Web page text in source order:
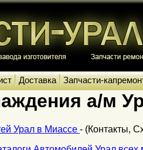
Доставка Запчасти-
а/м
Урал в Миассе - (Контакты,